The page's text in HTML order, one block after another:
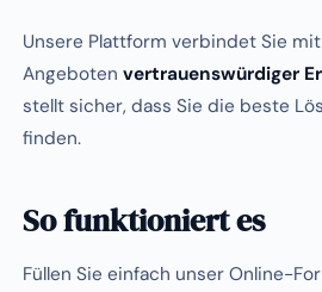
Unsere Plattform verbindet Sie
Angebotenvertrauenswürdiger
stellt sicher, dass Sie die beste
finden.
So funktioniert es
Füllen Sie einfach unser Online-